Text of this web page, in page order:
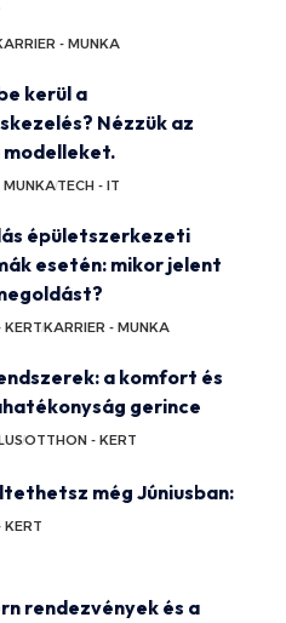
- MUNKA
kerül a
Nézzük az
modelleket.
MUNKATECH - IT
épületszerkezeti
esetén: mikor jelent
KERTKARRIER - MUNKA
a komfort és
gerince
OTTHON - KERT
még Júniusban:
rendezvények és a